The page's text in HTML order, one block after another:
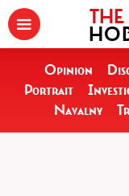
Opinion
Portrait
Navalny